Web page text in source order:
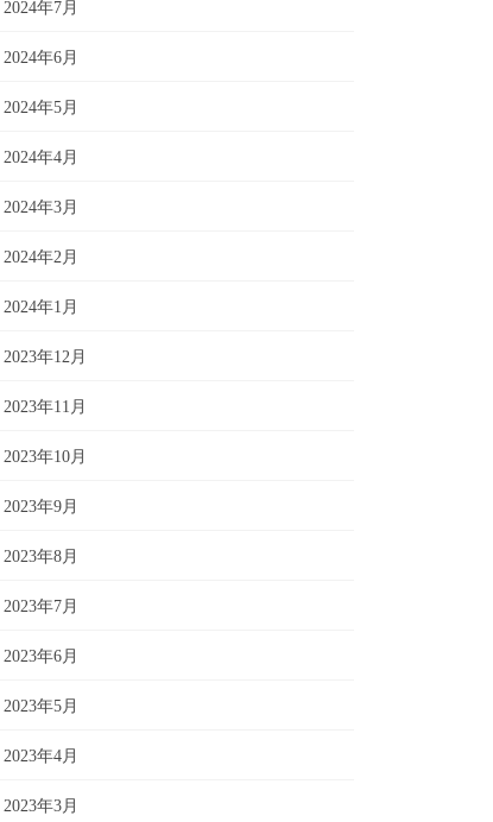
2024年7月
2024年6月
2024年5月
2024年4月
2024年3月
2024年2月
2024年1月
2023年12月
2023年11月
2023年10月
2023年9月
2023年8月
2023年7月
2023年6月
2023年5月
2023年4月
2023年3月